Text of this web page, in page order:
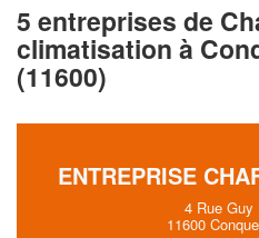
5 entreprises de
climatisation à
(11600)
ENTREPRISE
4 Rue Guy
11600